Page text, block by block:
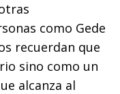
como Gede
recuerdan que
sino como un
alcanza al